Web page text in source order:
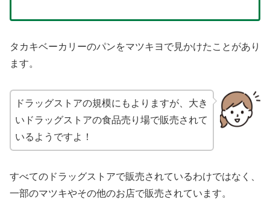
タカキベーカリーのパンをマツキヨで見かけたことがあり
ます。
ドラッグストアの規模にもよりますが、大き
いドラッグストアの食品売り場で販売されて
いるようですよ！
すべてのドラッグストアで販売されているわけではなく、
一部のマツキやその他のお店で販売されています。